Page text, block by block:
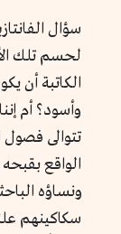
سؤال
لحسم تلك
الكاتبة أن
وأسود؟ أم
تتوالى فصول
الواقع
ونساؤه
سكاكينهم